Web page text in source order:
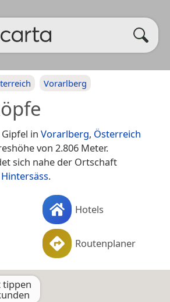
Vorarlberg
in Vorarlberg, Österreich
von 2.806 Meter.
sich nahe der Ortschaft
Hintersäss.
Hotels
Routenplaner
tippen